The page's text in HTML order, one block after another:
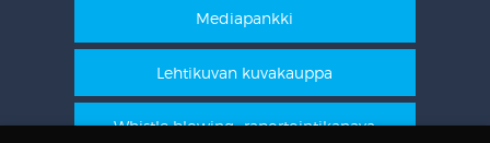
Mediapankki
Lehtikuvan kuvakauppa
Whistle blowing -raportointikanava